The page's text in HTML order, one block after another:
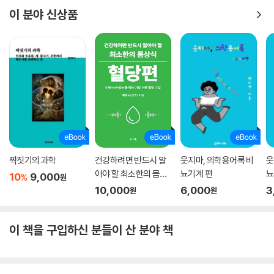
이 분야 신상품
짝짓기의 과학
10% 9,000원
건강하려면 반드시 알
아야 할 최소한의 몸상
식 ? 혈당편
10,000원
웃지마, 의학용어록 비
뇨기계 편
6,000원
이 책을 구입하신 분들이 산 분야 책